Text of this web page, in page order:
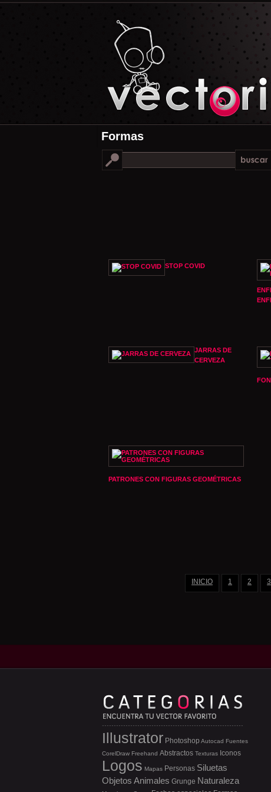
Formas
STOP COVID
JARRAS DE
CERVEZA
PATRONES CON FIGURAS GEOMÉTRICAS
INICIO 1 2 3
Illustrator Photoshop Autocad Fuentes
CorelDraw Freehand Abstractos Texturas Iconos
Logos Mapas Personas Siluetas
Objetos Animales Grunge Naturaleza